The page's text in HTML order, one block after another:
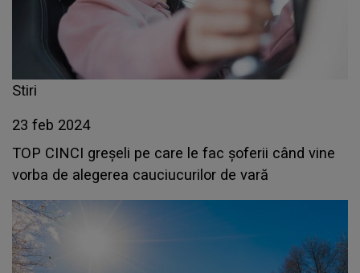
Stiri
23 feb 2024
TOP CINCI greșeli pe care le fac șoferii când vine
vorba de alegerea cauciucurilor de vară